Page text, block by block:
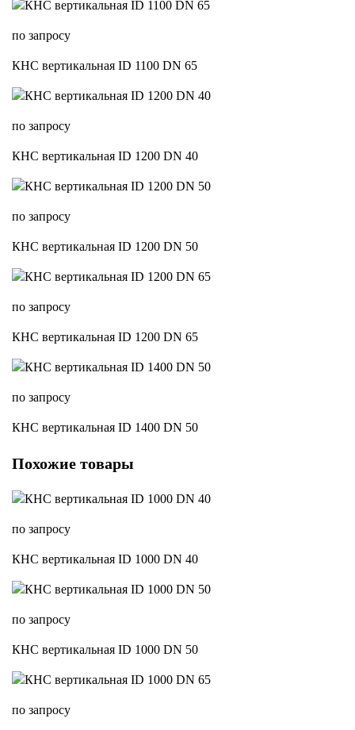
по запросу
КНС вертикальная ID 1100 DN 65
по запросу
КНС вертикальная ID 1200 DN 40
по запросу
КНС вертикальная ID 1200 DN 50
по запросу
КНС вертикальная ID 1200 DN 65
по запросу
КНС вертикальная ID 1400 DN 50
Похожие товары
по запросу
КНС вертикальная ID 1000 DN 40
по запросу
КНС вертикальная ID 1000 DN 50
по запросу